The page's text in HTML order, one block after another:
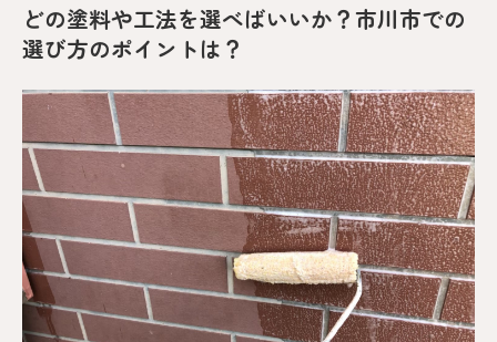
どの塗料や工法を選べばいいか？市川市での
選び方のポイントは？